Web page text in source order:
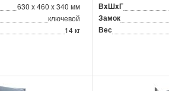
630 x 460 x 340 мм
ключевой
14 кг
ВxШxГ
Замок
Вес